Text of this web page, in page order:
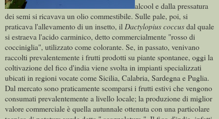
alcool e dalla pressatura
dei semi si ricavava un olio commestibile. Sulle pale, poi, si
praticava l'allevamento di un insetto, ilDactylopius coccusdal quale
si estraeva l'acido carminico, detto commercialmente "rosso di
cocciniglia", utilizzato come colorante. Se, in passato, venivano
raccolti prevalentemente i frutti prodotti su piante spontanee, oggi la
coltivazione del fico d'india viene svolta in impianti specializzati
ubicati in regioni vocate come Sicilia, Calabria, Sardegna e Puglia.
Dal mercato sono praticamente scomparsi i frutti estivi che vengono
consumati prevalentemente a livello locale; la produzione di miglior
valore commerciale è quella autunnale ottenuta con una particolare